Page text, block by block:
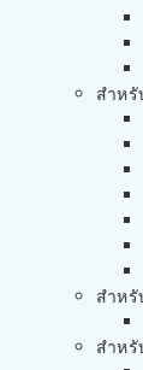
สำหรั
สำหรั
สำหรั